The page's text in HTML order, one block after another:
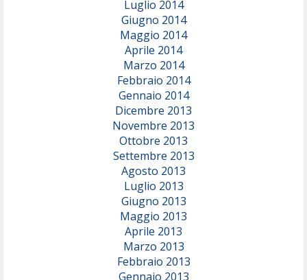
Luglio 2014
Giugno 2014
Maggio 2014
Aprile 2014
Marzo 2014
Febbraio 2014
Gennaio 2014
Dicembre 2013
Novembre 2013
Ottobre 2013
Settembre 2013
Agosto 2013
Luglio 2013
Giugno 2013
Maggio 2013
Aprile 2013
Marzo 2013
Febbraio 2013
Gennaio 2013